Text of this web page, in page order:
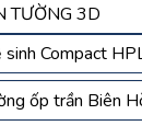
TƯỜNG 3D
sinh Compact
ốp trần Biên